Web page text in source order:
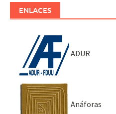
ENLACES
ADUR
Anáforas